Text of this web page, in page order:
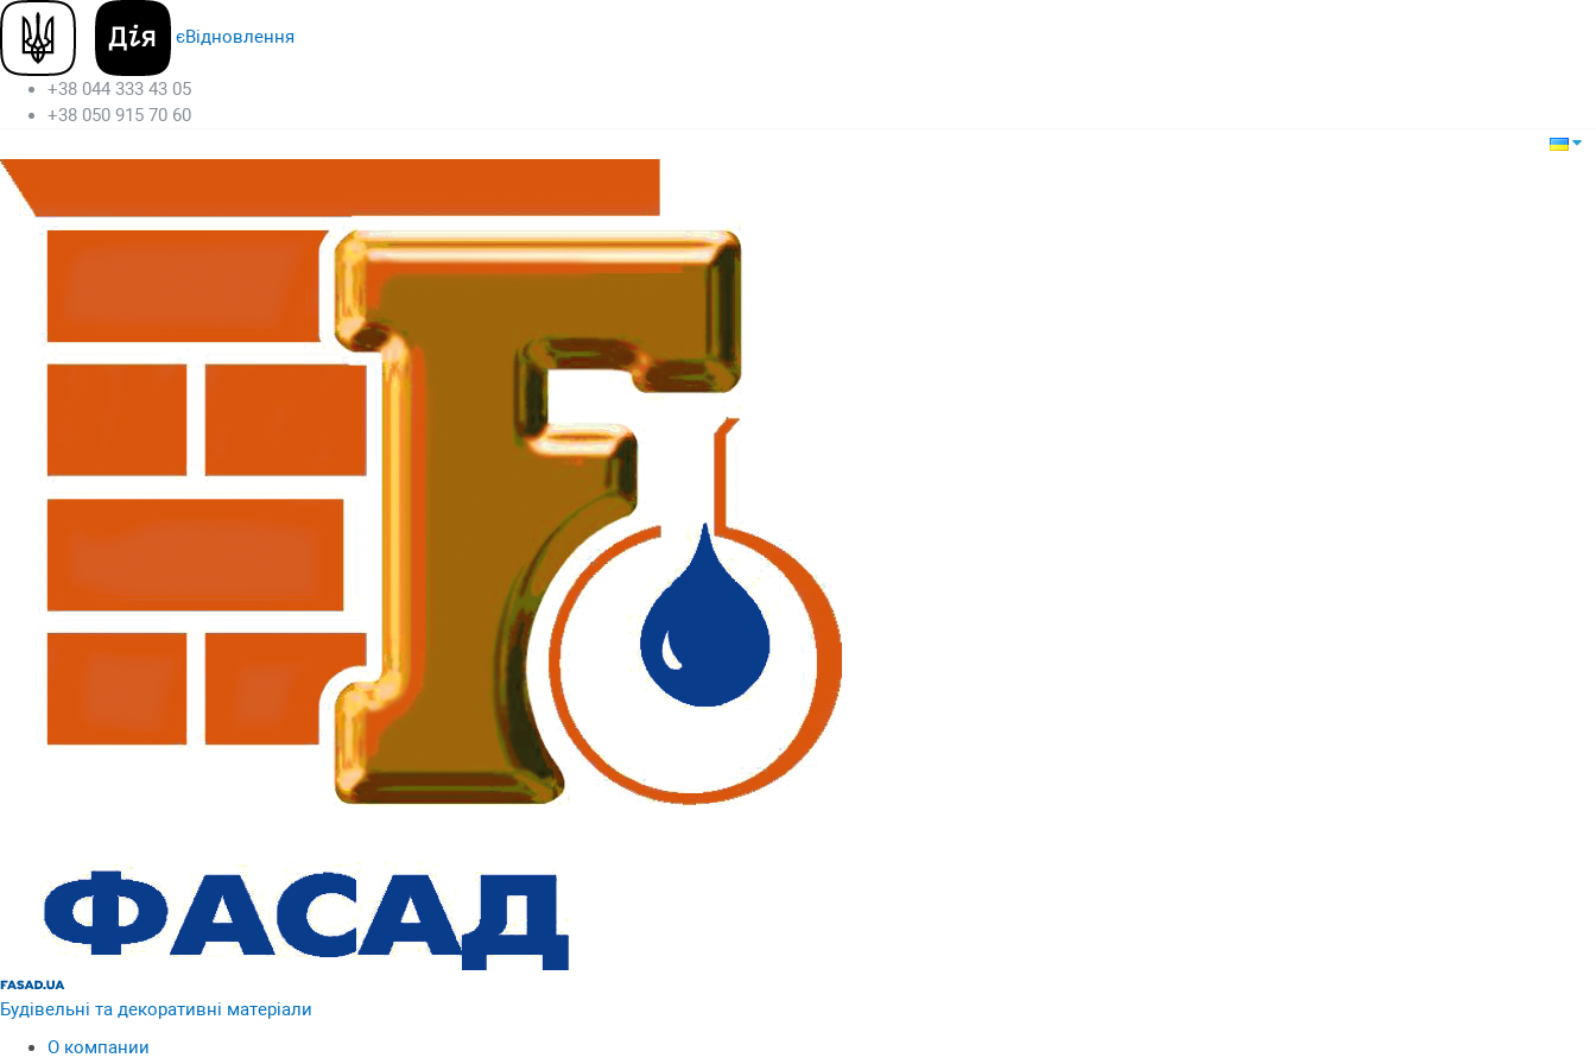
єВідновлення
+38 044 333 43 05
+38 050 915 70 60
Будівельні та декоративні матеріали
О компании